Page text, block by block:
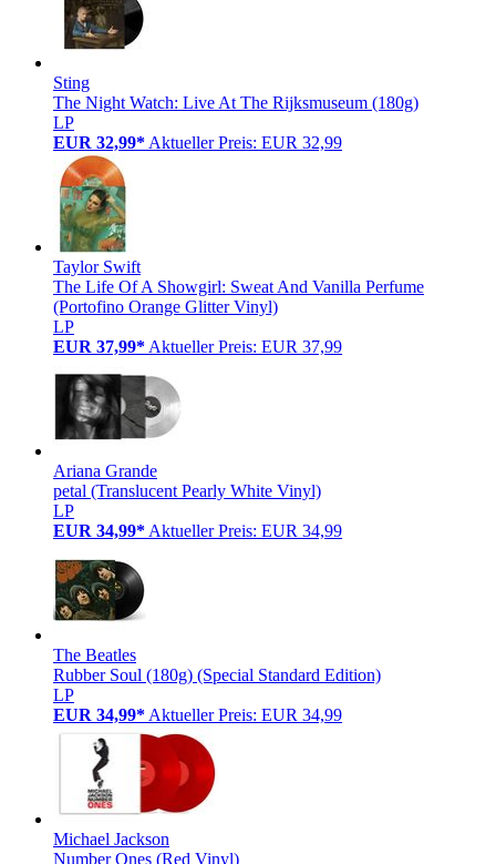
Sting
The Night Watch: Live At The Rijksmuseum (180g)
LP
EUR 32,99* Aktueller Preis: EUR 32,99
Taylor Swift
The Life Of A Showgirl: Sweat And Vanilla Perfume
(Portofino Orange Glitter Vinyl)
LP
EUR 37,99* Aktueller Preis: EUR 37,99
Ariana Grande
petal (Translucent Pearly White Vinyl)
LP
EUR 34,99* Aktueller Preis: EUR 34,99
The Beatles
Rubber Soul (180g) (Special Standard Edition)
LP
EUR 34,99* Aktueller Preis: EUR 34,99
Michael Jackson
Number Ones (Red Vinyl)